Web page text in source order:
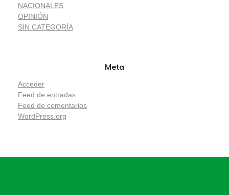
NACIONALES
OPINIÓN
SIN CATEGORÍA
Meta
Acceder
Feed de entradas
Feed de comentarios
WordPress.org